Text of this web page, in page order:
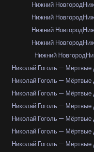
Нижний Новгород
Нижний Новгород
Нижний Новгород
Нижний Новгород
Нижний Новгород
Николай Гоголь —
Николай Гоголь —
Николай Гоголь —
Николай Гоголь —
Николай Гоголь —
Николай Гоголь —
Николай Гоголь —